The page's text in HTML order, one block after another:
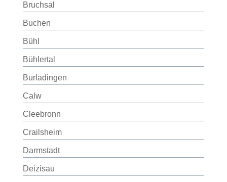
Bruchsal
Buchen
Bühl
Bühlertal
Burladingen
Calw
Cleebronn
Crailsheim
Darmstadt
Deizisau